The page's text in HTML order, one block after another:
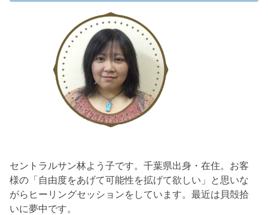
セントラルサン林よう子です。千葉県出身・在住。お客
様の「自由度をあげて可能性を拡げて欲しい」と思いな
がらヒーリングセッションをしています。最近は貝殻拾
いに夢中です。